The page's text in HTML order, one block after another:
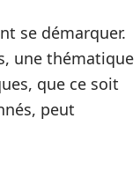
se démarquer.
une thématique
que ce soit
peut